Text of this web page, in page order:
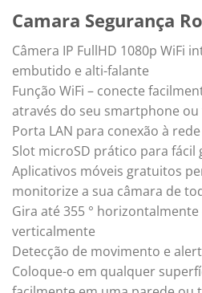
Camara Segurança
Câmera IP FullHD 1080p WiFi
embutido e alti-falante
Função WiFi – conecte
através do seu smartphone
Porta LAN para conexão à
Slot microSD prático para fácil
Aplicativos móveis gratuitos
monitorize a sua câmara de
Gira até 355 ° horizontalmente
verticalmente
Detecção de movimento e
Coloque-o em qualquer